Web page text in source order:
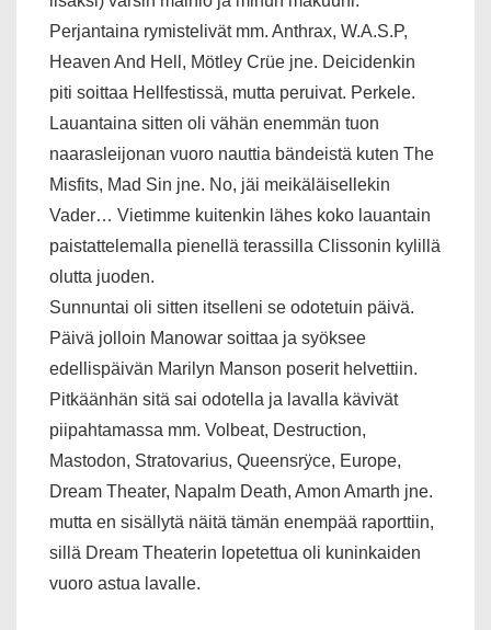
Perjantaina rymistelivät mm. Anthrax, W.A.S.P,
Heaven And Hell, Mötley Crüe jne. Deicidenkin
piti soittaa Hellfestissä, mutta peruivat. Perkele.
Lauantaina sitten oli vähän enemmän tuon
naarasleijonan vuoro nauttia bändeistä kuten The
Misfits, Mad Sin jne. No, jäi meikäläisellekin
Vader… Vietimme kuitenkin lähes koko lauantain
paistattelemalla pienellä terassilla Clissonin kylillä
olutta juoden.
Sunnuntai oli sitten itselleni se odotetuin päivä.
Päivä jolloin Manowar soittaa ja syöksee
edellispäivän Marilyn Manson poserit helvettiin.
Pitkäänhän sitä sai odotella ja lavalla kävivät
piipahtamassa mm. Volbeat, Destruction,
Mastodon, Stratovarius, Queensrÿce, Europe,
Dream Theater, Napalm Death, Amon Amarth jne.
mutta en sisällytä näitä tämän enempää raporttiin,
sillä Dream Theaterin lopetettua oli kuninkaiden
vuoro astua lavalle.